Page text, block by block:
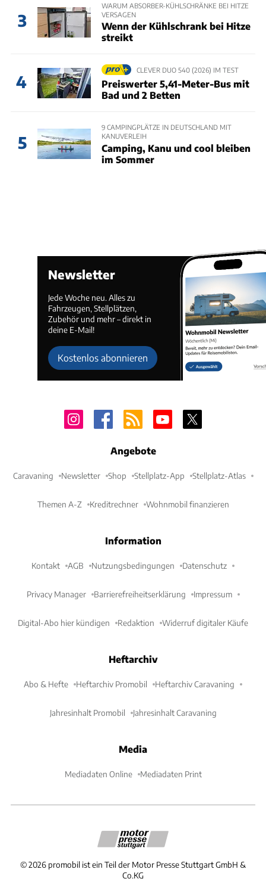
3
WARUM ABSORBER-KÜHLSCHRÄNKE BEI HITZE
VERSAGEN
Wenn der Kühlschrank bei Hitze
streikt
4
CLEVER DUO 540 (2026) IM TEST
Preiswerter 5,41-Meter-Bus mit
Bad und 2 Betten
5
9 CAMPINGPLÄTZE IN DEUTSCHLAND MIT
KANUVERLEIH
Camping, Kanu und cool bleiben
im Sommer
Newsletter
Jede Woche neu. Alles zu
Fahrzeugen, Stellplätzen,
Zubehör und mehr – direkt in
deine E-Mail!
Kostenlos abonnieren
Angebote
Caravaning Newsletter Shop Stellplatz-App Stellplatz-Atlas
Themen A-Z Kreditrechner Wohnmobil finanzieren
Information
Kontakt AGB Nutzungsbedingungen Datenschutz
Privacy Manager Barrierefreiheitserklärung Impressum
Digital-Abo hier kündigen Redaktion Widerruf digitaler Käufe
Heftarchiv
Abo & Hefte Heftarchiv Promobil Heftarchiv Caravaning
Jahresinhalt Promobil Jahresinhalt Caravaning
Media
Mediadaten Online Mediadaten Print
©2026 promobil ist ein Teil der Motor Presse Stuttgart GmbH &
Co.KG